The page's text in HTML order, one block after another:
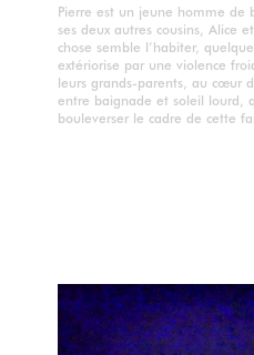
Pierre est un jeune homme
ses deux autres cousins, Alice
chose semble l’habiter,
extériorise par une violence
leurs grands-parents, au cœur
entre baignade et soleil lourd,
bouleverser le cadre de cette